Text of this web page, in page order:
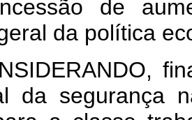
de
da política
da segurança